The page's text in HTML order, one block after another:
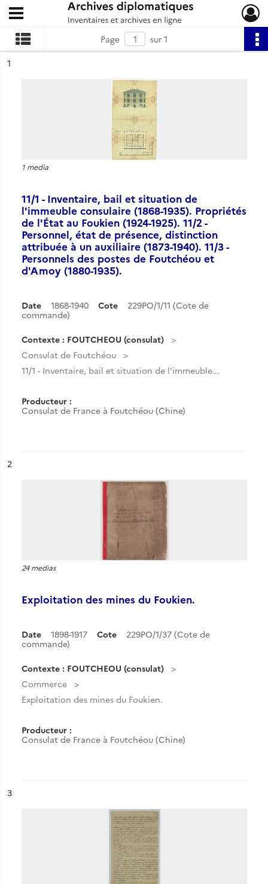
Archives diplomatiques
Ouvrir le menu déroulant
Page
sur 1
n°
1
1 media
11/1 - Inventaire, bail et situation de
l'immeuble consulaire (1868-1935). Propriétés
de l'État au Foukien (1924-1925). 11/2 -
Personnel, état de présence, distinction
attribuée à un auxiliaire (1873-1940). 11/3 -
Personnels des postes de Foutchéou et
d'Amoy (1880-1935).
Date 1868-1940 Cote
229PO/1/11 (Cote de
commande)
Contexte : FOUTCHEOU (consulat)
Consulat de Foutchéou
11/1 - Inventaire, bail et situation de l'immeuble...
Producteur :
Consulat de France à Foutchéou (Chine)
n°
2
24 medias
Exploitation des mines du Foukien.
Date 1898-1917 Cote
229PO/1/37 (Cote de
commande)
Contexte : FOUTCHEOU (consulat)
Commerce
Exploitation des mines du Foukien.
Producteur :
Consulat de France à Foutchéou (Chine)
n°
3